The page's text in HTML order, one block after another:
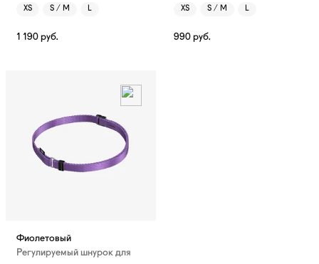
XS S / M L
1 190 руб.
XS S / M L
990 руб.
Фиолетовый
Регулируемый шнурок для